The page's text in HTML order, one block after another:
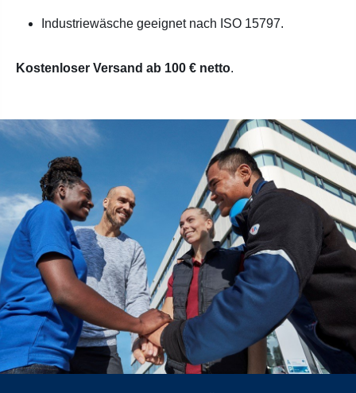
Industriewäsche geeignet nach ISO 15797.
Kostenloser Versand ab 100 € netto.